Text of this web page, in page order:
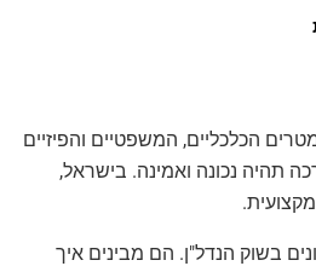
הכלכליים, המשפטיים והפיזיים
תהיה נכונה ואמינה. בישראל,
בשוק הנדל"ן. הם מבינים איך